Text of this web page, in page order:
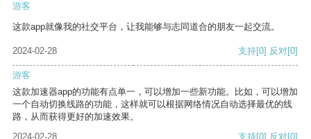
游客
这款app就像我的社交平台，让我能够与志同道合的朋友一起交流。
2024-02-28 支持[0] 反对[0]
游客
这款加速器app的功能有点单一，可以增加一些新功能。比如，可以增加
一个自动切换线路的功能，这样就可以根据网络情况自动选择最优的线
路，从而获得更好的加速效果。
2024-02-28
支持[0] 反对[0]